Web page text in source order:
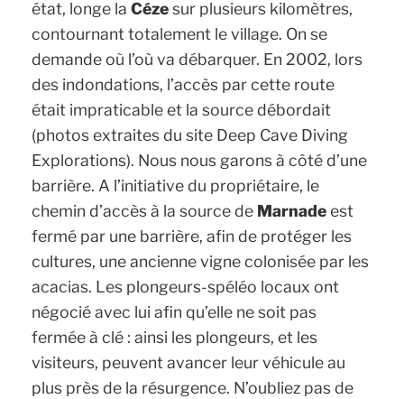
état, longe laCézesur plusieurs kilomètres,
contournant totalement le village. On se
demande où l’où va débarquer. En 2002, lors
des indondations, l’accès par cette route
était impraticable et la source débordait
(photos extraites du site Deep Cave Diving
Explorations). Nous nous garons à côté d’une
barrière. A l’initiative du propriétaire, le
chemin d’accès à la source de Marnadeest
fermé par une barrière, afin de protéger les
cultures, une ancienne vigne colonisée par les
acacias. Les plongeurs-spéléo locaux ont
négocié avec lui afin qu’elle ne soit pas
fermée à clé : ainsi les plongeurs, et les
visiteurs, peuvent avancer leur véhicule au
plus près de la résurgence. N’oubliez pas de